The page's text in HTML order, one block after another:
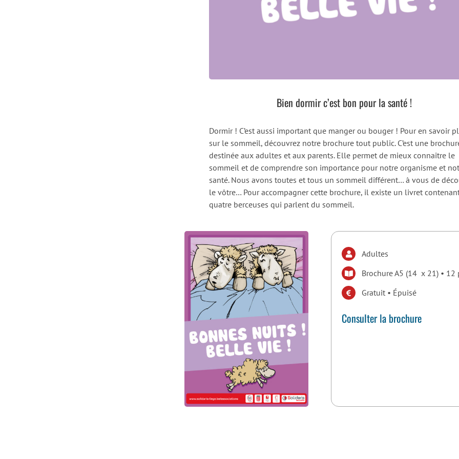
Bien dormir c’est bon pour la santé !
Dormir ! C’est aussi important que manger ou bouger ! Pour en savoir
sur le sommeil, découvrez notre brochure tout public. C’est une
destinée aux adultes et aux parents. Elle permet de mieux connaitre le
sommeil et de comprendre son importance pour notre organisme et
santé. Nous avons toutes et tous un sommeil différent… à vous de
le vôtre… Pour accompagner cette brochure, il existe un livret
quatre berceuses qui parlent du sommeil.
Adultes
Brochure A5 (14 x 21) • 12
Gratuit • Épuisé
Consulter la brochure